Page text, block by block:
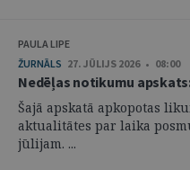
PAULA LIPE
ŽURNĀLS 27. JŪLIJS 2026 • 08:00
Nedēļas notikumu apskats:
Šajā apskatā apkopotas
aktualitātes par laika
jūlijam. ...